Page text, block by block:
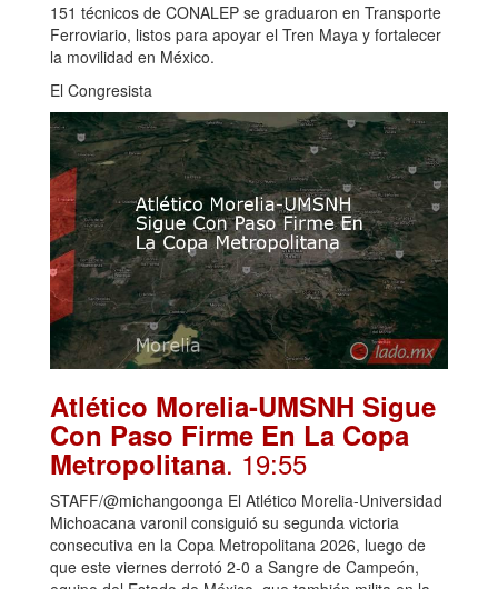
151 técnicos de CONALEP se graduaron en Transporte
Ferroviario, listos para apoyar el Tren Maya y fortalecer
la movilidad en México.
El Congresista
Atlético Morelia-UMSNH Sigue
Con Paso Firme En La Copa
Metropolitana. 19:55
STAFF/@michangoonga El Atlético Morelia-Universidad
Michoacana varonil consiguió su segunda victoria
consecutiva en la Copa Metropolitana 2026, luego de
que este viernes derrotó 2-0 a Sangre de Campeón,